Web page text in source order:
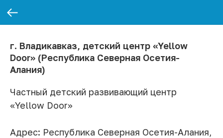
г. Владикавказ, детский центр «Yellow
Door» (Республика Северная Осетия-
Алания)
Частный детский развивающий центр
«Yellow Door»
Адрес: Республика Северная Осетия-Алания,